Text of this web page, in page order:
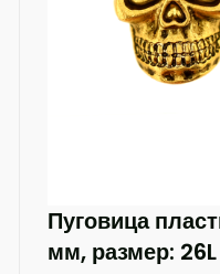
Пуговица
мм, размер: 26L